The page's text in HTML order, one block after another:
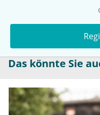
Das könnte Sie